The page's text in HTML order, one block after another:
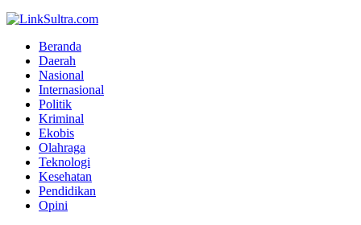
Beranda
Daerah
Nasional
Internasional
Politik
Kriminal
Ekobis
Olahraga
Teknologi
Kesehatan
Pendidikan
Opini